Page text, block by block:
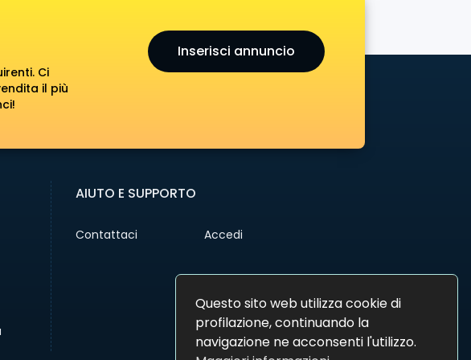
Questo sito web utilizza cookie di
profilazione, continuando la
navigazione ne acconsenti l'utilizzo.
Ci
il più
Inserisci annuncio
AIUTO E SUPPORTO
Contattaci Accedi